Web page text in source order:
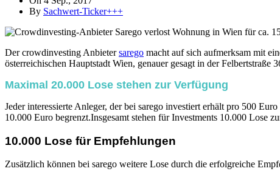
By Sachwert-Ticker+++
Der crowdinvesting Anbietersarego macht auf sich aufmerksam mit
österreichischen Hauptstadt Wien, genauer gesagt in der Felbertstraße
Maximal 20.000 Lose stehen zur Verfügung
Jeder interessierte Anleger, der bei sarego investiert erhält pro 500
10.000 Euro begrenzt.Insgesamt stehen für Investments 10.000 Lose
10.000 Lose für Empfehlungen
Zusätzlich können bei sarego weitere Lose durch die erfolgreiche